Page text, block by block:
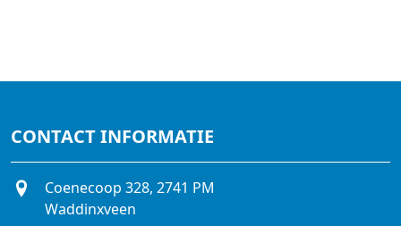
CONTACT INFORMATIE
Coenecoop 328, 2741 PM
Waddinxveen